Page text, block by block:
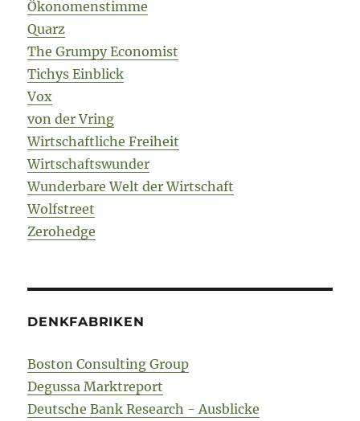
Ökonomenstimme
Quarz
The Grumpy Economist
Tichys Einblick
Vox
von der Vring
Wirtschaftliche Freiheit
Wirtschaftswunder
Wunderbare Welt der Wirtschaft
Wolfstreet
Zerohedge
DENKFABRIKEN
Boston Consulting Group
Degussa Marktreport
Deutsche Bank Research - Ausblicke